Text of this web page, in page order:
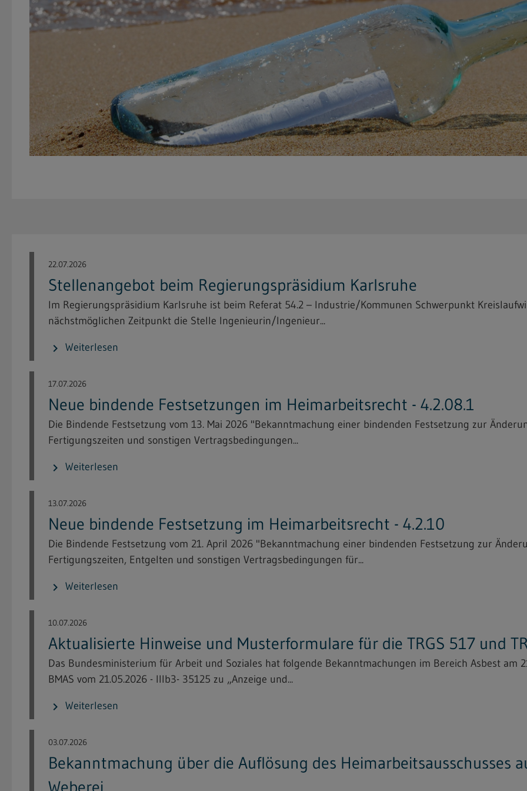
22.07.2026
Stellenangebot beim Regierungspräsidium Karlsruhe
Im Regierungspräsidium Karlsruhe ist beim Referat 54.2 – Industrie/Kommunen Schwerpunkt
nächstmöglichen Zeitpunkt die Stelle Ingenieurin/Ingenieur...
chevron_right Weiterlesen
17.07.2026
Neue bindende Festsetzungen im Heimarbeitsrecht - 4.2.08.1
Die Bindende Festsetzung vom 13. Mai 2026 "Bekanntmachung einer bindenden Festsetzung zur
Fertigungszeiten und sonstigen Vertragsbedingungen...
chevron_right Weiterlesen
13.07.2026
Neue bindende Festsetzung im Heimarbeitsrecht - 4.2.10
Die Bindende Festsetzung vom 21. April 2026 "Bekanntmachung einer bindenden Festsetzung zur
Fertigungszeiten, Entgelten und sonstigen Vertragsbedingungen für...
chevron_right Weiterlesen
10.07.2026
Aktualisierte Hinweise und Musterformulare für die TRGS 517 und
Das Bundesministerium für Arbeit und Soziales hat folgende Bekanntmachungen im Bereich Asbest am
BMAS vom 21.05.2026 - IIIb3- 35125 zu „Anzeige und...
chevron_right Weiterlesen
03.07.2026
Bekanntmachung über die Auflösung des Heimarbeitsausschusses